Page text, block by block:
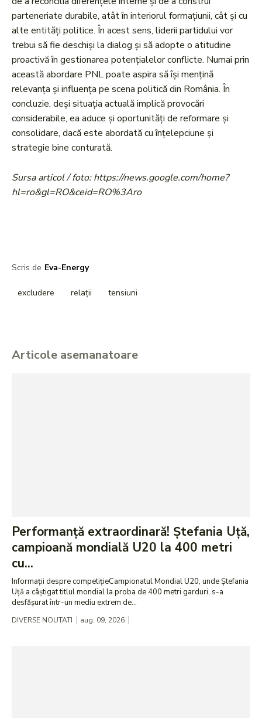
parteneriate durabile, atât în interiorul formațiunii, cât și cu
alte entități politice. În acest sens, liderii partidului vor
trebui să fie deschiși la dialog și să adopte o atitudine
proactivă în gestionarea potențialelor conflicte. Numai prin
această abordare PNL poate aspira să își mențină
relevanța și influența pe scena politică din România. În
concluzie, deși situația actuală implică provocări
considerabile, ea aduce și oportunități de reformare și
consolidare, dacă este abordată cu înțelepciune și
strategie bine conturată.
Sursa articol / foto: https://news.google.com/home?
hl=ro&gl=RO&ceid=RO%3Aro
Scris de Eva-Energy
excludere relații tensiuni
Articole asemanatoare
Performanță extraordinară! Ștefania Uță,
campioană mondială U20 la 400 metri
cu...
Informații despre competițieCampionatul Mondial U20, unde Ștefania
Uță a câștigat titlul mondial la proba de 400 metri garduri, s-a
desfășurat într-un mediu extrem de...
DIVERSE NOUTATI aug. 09, 2026